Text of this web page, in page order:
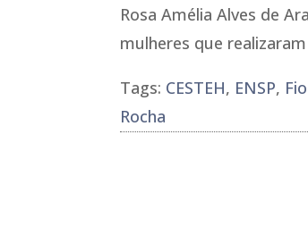
Rosa Amélia Alves de
mulheres que
Tags: CESTEH, ENSP,
Rocha